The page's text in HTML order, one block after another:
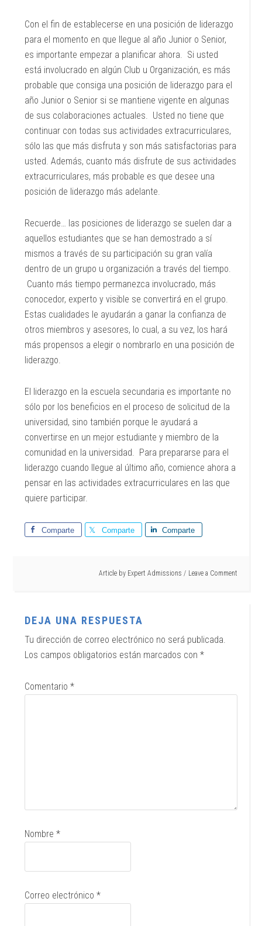
Con el fin de establecerse en una posición de liderazgo
para el momento en que llegue al año Junior o Senior,
es importante empezar a planificar ahora. Si usted
está involucrado en algún Club u Organización, es más
probable que consiga una posición de liderazgo para el
año Junior o Senior si se mantiene vigente en algunas
de sus colaboraciones actuales. Usted no tiene que
continuar con todas sus actividades extracurriculares,
sólo las que más disfruta y son más satisfactorias para
usted. Además, cuanto más disfrute de sus actividades
extracurriculares, más probable es que desee una
posición de liderazgo más adelante.
Recuerde… las posiciones de liderazgo se suelen dar a
aquellos estudiantes que se han demostrado a sí
mismos a través de su participación su gran valía
dentro de un grupo u organización a través del tiempo.
Cuanto más tiempo permanezca involucrado, más
conocedor, experto y visible se convertirá en el grupo.
Estas cualidades le ayudarán a ganar la confianza de
otros miembros y asesores, lo cual, a su vez, los hará
más propensos a elegir o nombrarlo en una posición de
liderazgo.
El liderazgo en la escuela secundaria es importante no
sólo por los beneficios en el proceso de solicitud de la
universidad, sino también porque le ayudará a
convertirse en un mejor estudiante y miembro de la
comunidad en la universidad. Para prepararse para el
liderazgo cuando llegue al último año, comience ahora a
pensar en las actividades extracurriculares en las que
quiere participar.
Comparte Comparte Comparte
Article by Expert Admissions Leave a Comment
DEJA UNA RESPUESTA
Tu dirección de correo electrónico no será publicada.
Los campos obligatorios están marcados con*
Comentario*
Nombre*
Correo electrónico*